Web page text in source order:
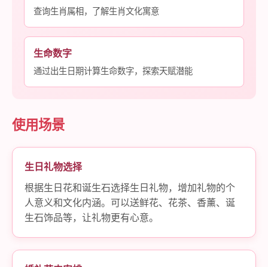
查询生肖属相，了解生肖文化寓意
生命数字
通过出生日期计算生命数字，探索天赋潜能
使用场景
生日礼物选择
根据生日花和诞生石选择生日礼物，增加礼物的个
人意义和文化内涵。可以送鲜花、花茶、香薰、诞
生石饰品等，让礼物更有心意。